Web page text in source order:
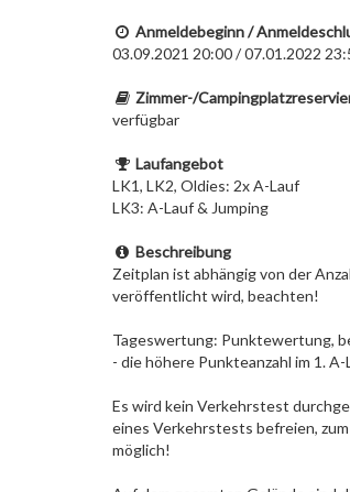
Anmeldebeginn /
03.09.2021 20:00 / 07.01.2022
Zimmer-/
verfügbar
Laufangebot
LK1, LK2, Oldies: 2x A-Lauf
LK3: A-Lauf & Jumping
Beschreibung
Zeitplan ist abhängig von der
veröffentlicht wird, beachten!
Tageswertung: Punktewertung,
- die höhere Punkteanzahl im 1. A-
Es wird kein Verkehrstest
eines Verkehrstests befreien,
möglich!